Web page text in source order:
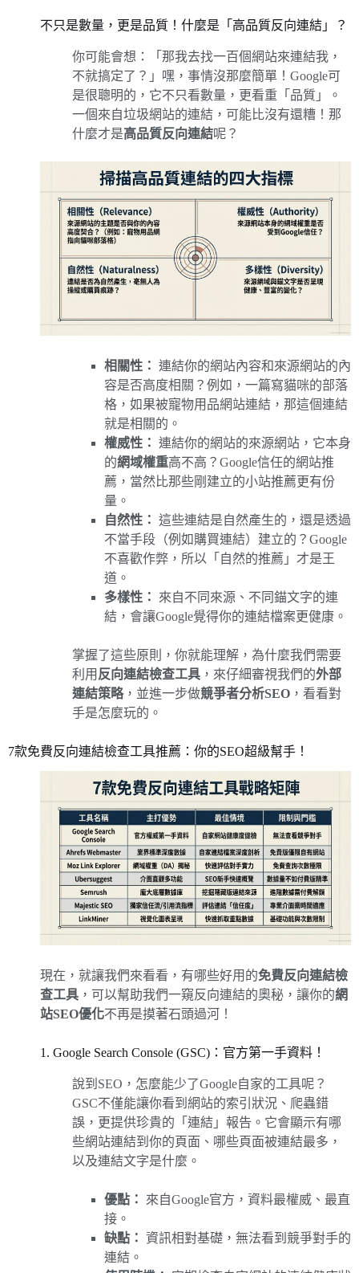
不只是數量，更是品質！什麼是「高品質反向連結」？
你可能會想：「那我去找一百個網站來連結我，
不就搞定了？」嘿，事情沒那麼簡單！Google可
是很聰明的，它不只看數量，更看重「品質」。
一個來自垃圾網站的連結，可能比沒有還糟！那
什麼才是高品質反向連結呢？
相關性： 連結你的網站內容和來源網站的內
容是否高度相關？例如，一篇寫貓咪的部落
格，如果被寵物用品網站連結，那這個連結
就是相關的。
權威性： 連結你的網站的來源網站，它本身
的網域權重高不高？Google信任的網站推
薦，當然比那些剛建立的小站推薦更有份
量。
自然性： 這些連結是自然產生的，還是透過
不當手段（例如購買連結）建立的？Google
不喜歡作弊，所以「自然的推薦」才是王
道。
多樣性：
來自不同來源、不同錨文字的連
結，會讓Google覺得你的連結檔案更健康。
掌握了這些原則，你就能理解，為什麼我們需要
利用 反向連結檢查工具 ，來仔細審視我們的外部
連結策略，並進一步做競爭者分析SEO ，看看對
手是怎麼玩的。
7款免費反向連結檢查工具推薦：你的SEO超級幫手！
現在，就讓我們來看看，有哪些好用的免費反向連結檢
查工具 ，可以幫助我們一窺反向連結的奧秘，讓你的網
站SEO優化不再是摸著石頭過河！
1. Google Search Console (GSC)：官方第一手資料！
說到SEO，怎麼能少了Google自家的工具呢？
GSC不僅能讓你看到網站的索引狀況、爬蟲錯
誤，更提供珍貴的「連結」報告。它會顯示有哪
些網站連結到你的頁面、哪些頁面被連結最多，
以及連結文字是什麼。
優點：
來自Google官方，資料最權威、最直
接。
缺點： 資訊相對基礎，無法看到競爭對手的
連結。